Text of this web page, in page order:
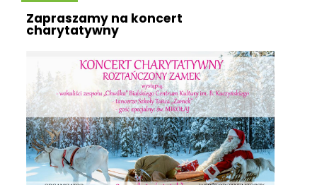
Zapraszamy na koncert
charytatywny